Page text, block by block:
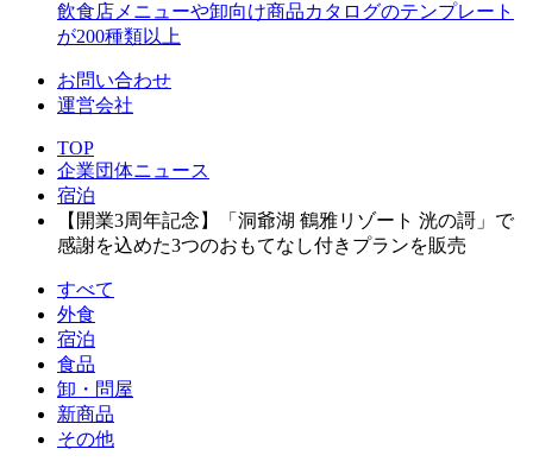
飲食店メニューや卸向け商品カタログのテンプレート
が200種類以上
お問い合わせ
運営会社
TOP
企業団体ニュース
宿泊
【開業3周年記念】「洞爺湖 鶴雅リゾート 洸の謌」で
感謝を込めた3つのおもてなし付きプランを販売
すべて
外食
宿泊
食品
卸・問屋
新商品
その他